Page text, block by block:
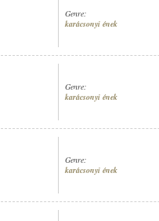
Genre:
karácsonyi ének
Genre:
karácsonyi ének
Genre:
karácsonyi ének